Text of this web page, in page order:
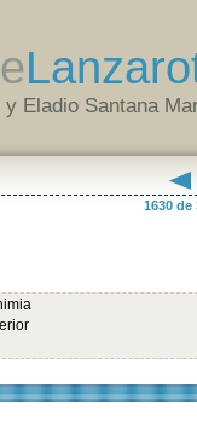
Eladio Santana
1630 de